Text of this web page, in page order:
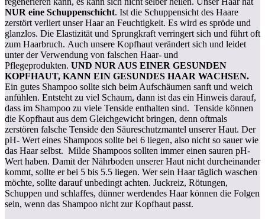
NUR eine Schuppenschicht. Ist die Schuppensicht des Haare
zerstört verliert unser Haar an Feuchtigkeit. Es wird es spröde und
glanzlos. Die Elastizität und Sprungkraft verringert sich und führt oft
zum Haarbruch. Auch unsere Kopfhaut verändert sich und leidet
unter der Verwendung von falschen Haar- und
Pflegeprodukten. UND NUR AUS EINER GESUNDEN
KOPFHAUT, KANN EIN GESUNDES HAAR WACHSEN.
Ein gutes Shampoo sollte sich beim Aufschäumen sanft und weich
anfühlen. Entsteht zu viel Schaum, dann ist das ein Hinweis darauf,
dass im Shampoo zu viele Tenside enthalten sind. Tenside können
die Kopfhaut aus dem Gleichgewicht bringen, denn oftmals
zerstören falsche Tenside den Säureschutzmantel unserer Haut. Der
pH- Wert eines Shampoos sollte bei 6 liegen, also nicht so sauer wie
das Haar selbst. Milde Shampoos sollten immer einen sauren pH-
Wert haben. Damit der Nährboden unserer Haut nicht durcheinander
kommt, sollte er bei 5 bis 5.5 liegen. Wer sein Haar täglich waschen
möchte, sollte darauf unbedingt achten. Juckreiz, Rötungen,
Schuppen und schlaffes, dünner werdendes Haar können die Folgen
sein, wenn das Shampoo nicht zur Kopfhaut passt.